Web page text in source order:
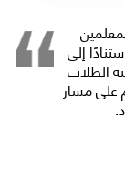
إلى
الطلاب
على مسار